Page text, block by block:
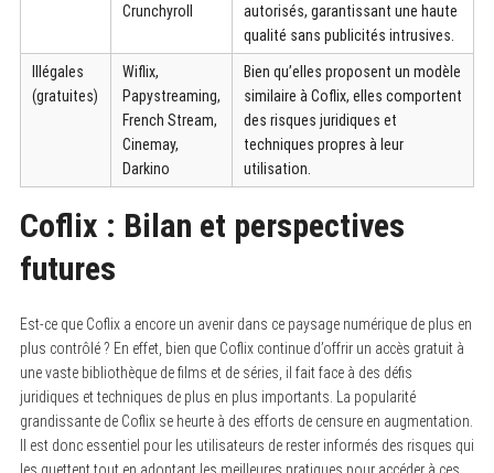
Crunchyroll
autorisés, garantissant une haute
qualité sans publicités intrusives.
Illégales
(gratuites)
Wiflix,
Papystreaming,
French Stream,
Cinemay,
Darkino
Bien qu’elles proposent un modèle
similaire à Coflix, elles comportent
des risques juridiques et
techniques propres à leur
utilisation.
Coflix : Bilan et perspectives
futures
Est-ce que Coflix a encore un avenir dans ce paysage numérique de plus en
plus contrôlé ? En effet, bien que Coflix continue d’offrir un accès gratuit à
une vaste bibliothèque de films et de séries, il fait face à des défis
juridiques et techniques de plus en plus importants. La popularité
grandissante de Coflix se heurte à des efforts de censure en augmentation.
Il est donc essentiel pour les utilisateurs de rester informés des risques qui
les guettent tout en adoptant les meilleures pratiques pour accéder à ces